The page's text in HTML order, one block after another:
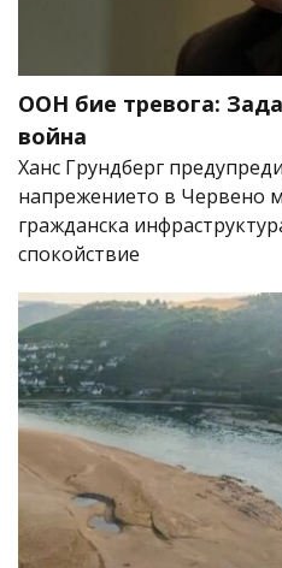
ООН бие тревога:
война
Ханс Грундберг
напрежението в Червено
гражданска
спокойствие